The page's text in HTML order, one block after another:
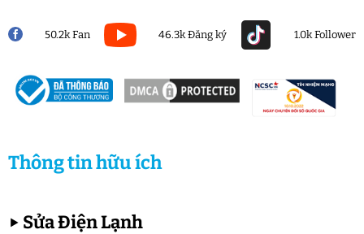
50.2k Fan 46.3k Đăng ký 1.0k Follower
Thông tin hữu ích
▶ Sửa Điện Lạnh